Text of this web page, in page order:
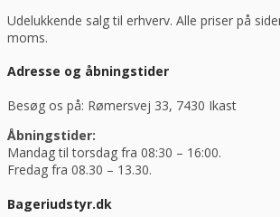
Udelukkende salg til erhverv. Alle priser på
moms.
Adresse og åbningstider
Besøg os på: Rømersvej 33, 7430 Ikast
Åbningstider:
Mandag til torsdag fra 08:30 – 16:00.
Fredag fra 08.30 – 13.30.
Bageriudstyr.dk